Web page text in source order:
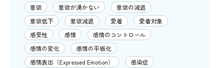
意欲
意欲が湧かない
意欲の減退
意欲低下
意欲減退 愛着
愛着対象
感受性
感情
感情のコントロール
感情の変化
感情の平板化
感情表出（Expressed Emotion）
感染症